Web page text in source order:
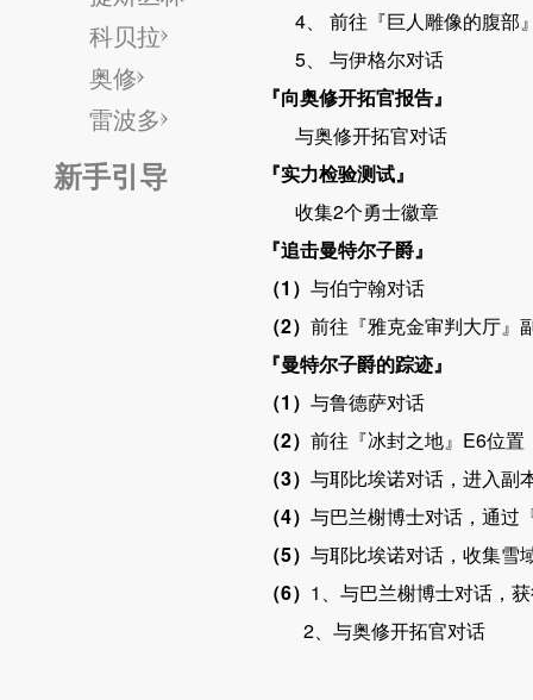
科贝拉
奥修
雷波多
新手引导
4、 前往『巨人雕像的腹部
5、 与伊格尔对话
『向奥修开拓官报告』
与奥修开拓官对话
『实力检验测试』
收集2个勇士徽章
『追击曼特尔子爵』
（1 ） 与伯宁翰对话
（2） 前往『雅克金审判大厅』
『曼特尔子爵的踪迹』
（1 ） 与鲁德萨对话
（2） 前往『冰封之地』 E6位置
（3） 与耶比埃诺对话 ， 进入副
（4） 与巴兰榭博士对话 ，通过
（5） 与耶比埃诺对话 ，收集雪
（6） 1 、 与巴兰榭博士对话 ，
2、与奥修开拓官对话